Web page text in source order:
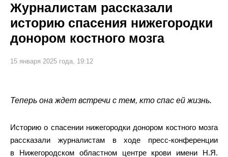
Журналистам рассказали
историю спасения нижегородки
донором костного мозга
15 января 2025 года, 19:12
Теперь она ждет встречи с тем, кто спас ей жизнь.
Историю о спасении нижегородки донором костного мозга
рассказали журналистам в ходе пресс-конференции
в Нижегородском областном центре крови имени Н.Я.